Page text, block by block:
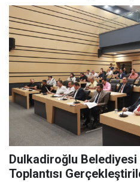
Dulkadiroğlu
Toplantısı